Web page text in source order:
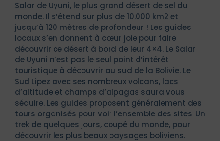
Salar de Uyuni, le plus grand désert de sel du
monde. Il s’étend sur plus de 10.000 km2 et
jusqu’à 120 mètres de profondeur ! Les guides
locaux s’en donnent à cœur joie pour faire
découvrir ce désert à bord de leur 4×4. Le Salar
de Uyuni n’est pas le seul point d’intérêt
touristique à découvrir au sud de la Bolivie. Le
Sud Lipez avec ses nombreux volcans, lacs
d’altitude et champs d’alpagas saura vous
séduire. Les guides proposent généralement des
tours organisés pour voir l’ensemble des sites. Un
trek de quelques jours, coupé du monde, pour
découvrir les plus beaux paysages boliviens.